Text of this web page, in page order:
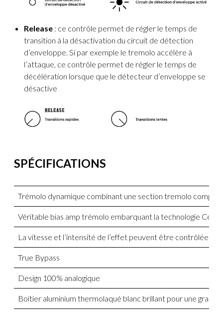
Release : ce contrôle permet de régler le temps de
transition à la désactivation du circuit de détection
d’enveloppe. Si par exemple le tremolo accélère à
l’attaque, ce contrôle permet de régler le temps de
décélération lorsque que le détecteur d’enveloppe se
désactive
SPÉCIFICATIONS
Trémolo dynamique combinant une section tremolo
Véritable bias amp trémolo embarquant la technologie
La vitesse et l’intensité de l’effet peuvent être contrôlées
True Bypass
Design 100% analogique
Boitier aluminium thermolaqué blanc brillant pour une